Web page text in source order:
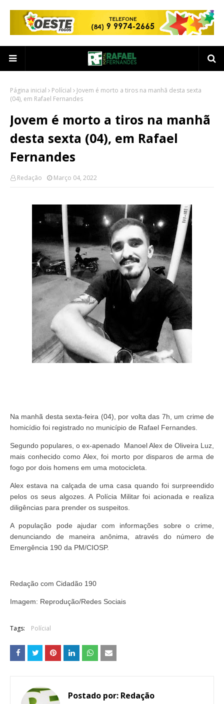
Página inicial Polícial
Jovem é morto a tiros na manhã desta sexta
(04), em Rafael Fernandes
Jovem é morto a tiros na manhã
desta sexta (04), em Rafael
Fernandes
Redação Março 04, 2022
Na manhã desta sexta-feira (04), por volta das 7h, um crime de
homicídio foi registrado no município de Rafael Fernandes.
Segundo populares, o ex-apenado Manoel Alex de Oliveira Luz,
mais conhecido como Alex, foi morto por disparos de arma de
fogo por dois homens em uma motocicleta.
Alex estava na calçada de uma casa quando foi surpreendido
pelos os seus algozes. A Polícia Militar foi acionada e realiza
diligências para prender os suspeitos.
A população pode ajudar com informações sobre o crime,
denunciando de maneira anônima, através do número de
Emergência 190 da PM/CIOSP.
Redação com Cidadão 190
Imagem: Reprodução/Redes Sociais
Tags: Polícial
Postado por: Redação